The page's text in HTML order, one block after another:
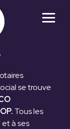
se trouve
Tous les
à ses